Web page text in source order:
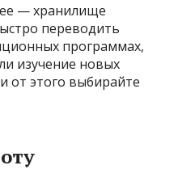
— хранилище
переводить
программах,
изучение новых
от этого выбирайте